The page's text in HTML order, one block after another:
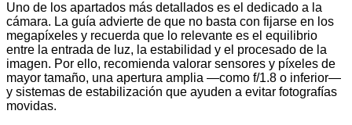
Uno de los apartados más detallados es el dedicado a la
cámara. La guía advierte de que no basta con fijarse en los
megapíxeles y recuerda que lo relevante es el equilibrio
entre la entrada de luz, la estabilidad y el procesado de la
imagen. Por ello, recomienda valorar sensores y píxeles de
mayor tamaño, una apertura amplia —como f/1.8 o inferior—
y sistemas de estabilización que ayuden a evitar fotografías
movidas.